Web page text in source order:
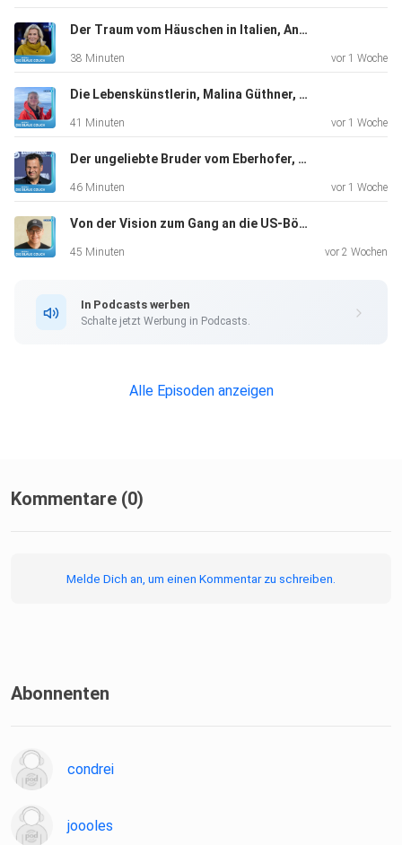
Der Traum vom Häuschen in Italien, Andrea L'Arronge, Schauspielerin, "Das Erste, was ich morgens sehe, ist der Zitronenbaum."
38 Minuten vor 1 Woche
Die Lebenskünstlerin, Malina Güthner, Wal-Tour-Guide und mehr, "Ich hatte auf jeden Fall total viel Angst"
41 Minuten vor 1 Woche
Der ungeliebte Bruder vom Eberhofer, Gerhard Wittmann, Schauspieler, "Ich hatte keinen Plan B"
46 Minuten vor 1 Woche
Von der Vision zum Gang an die US-Börse, Markus Pflitsch, Tech-Unternehmer, "Kein Plan B, that’s me"
45 Minuten vor 2 Wochen
In Podcasts werben
Schalte jetzt Werbung in Podcasts.
Alle Episoden anzeigen
Kommentare (0)
Melde Dich an, um einen Kommentar zu schreiben.
Abonnenten
condrei
joooles